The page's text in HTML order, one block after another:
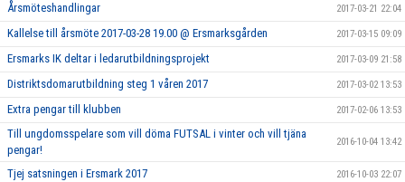
Årsmöteshandlingar 2017-03-21 22:04
Kallelse till årsmöte 2017-03-28 19.00 @ Ersmarksgården 2017-03-15 09:09
Ersmarks IK deltar i ledarutbildningsprojekt 2017-03-09 21:58
Distriktsdomarutbildning steg 1 våren 2017 2017-03-02 13:53
Extra pengar till klubben 2017-02-06 13:53
Till ungdomsspelare som vill döma FUTSAL i vinter och vill tjäna
pengar!
2016-10-04 13:42
Tjej satsningen i Ersmark 2017 2016-10-03 22:07